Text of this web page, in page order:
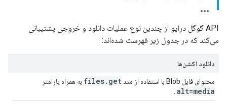
API گوگل درایو از چندین نوع عملیات دانلود و خروجی پشتیبانی
می‌کند که در جدول زیر فهرست شده‌اند:
دانلود اکشن‌ها
محتوای فایل Blob با استفاده از متد files. get به همراه پارامتر
alt=media